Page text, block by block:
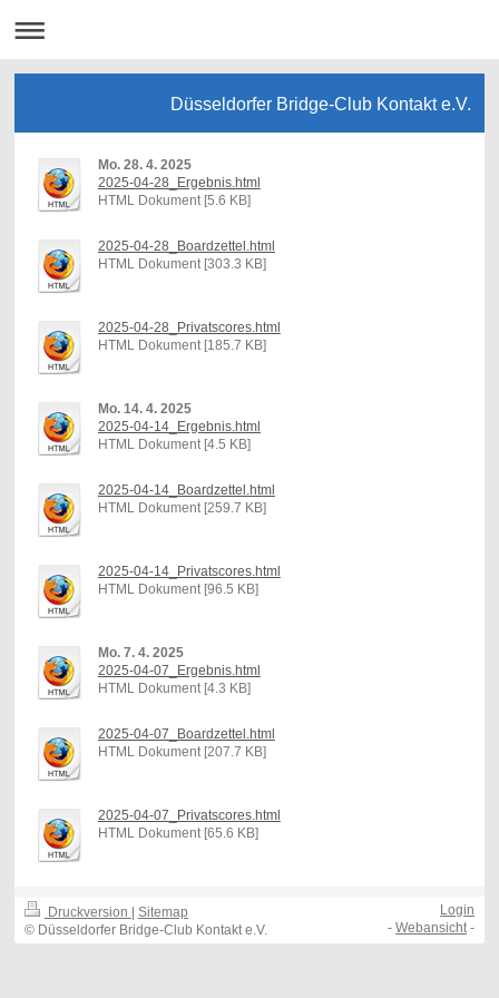
Düsseldorfer Bridge-Club Kontakt e.V.
Mo. 28. 4. 2025
2025-04-28_Ergebnis.html
HTML Dokument [5.6 KB]
2025-04-28_Boardzettel.html
HTML Dokument [303.3 KB]
2025-04-28_Privatscores.html
HTML Dokument [185.7 KB]
Mo. 14. 4. 2025
2025-04-14_Ergebnis.html
HTML Dokument [4.5 KB]
2025-04-14_Boardzettel.html
HTML Dokument [259.7 KB]
2025-04-14_Privatscores.html
HTML Dokument [96.5 KB]
Mo. 7. 4. 2025
2025-04-07_Ergebnis.html
HTML Dokument [4.3 KB]
2025-04-07_Boardzettel.html
HTML Dokument [207.7 KB]
2025-04-07_Privatscores.html
HTML Dokument [65.6 KB]
Druckversion
Sitemap
© Düsseldorfer Bridge-Club Kontakt e.V.
Login
-Webansicht-